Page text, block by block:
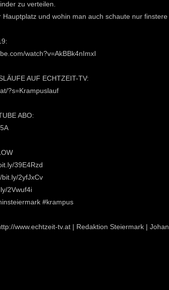
zu verteilen.
und wohin man auch schaute nur
watch?v=AkBBk4nImxI
AUF ECHTZEIT-TV:
?s=Krampuslauf
ABO:
39E4Rzd
2yfJxCv
2Vwuf4i
#krampus
www.echtzeit-tv.at | Redaktion Steiermark |